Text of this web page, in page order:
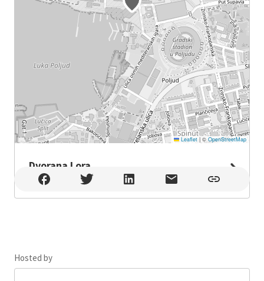
Leaflet |©OpenStreetMap
Dvorana Lora
Dvorana Lora , Split
Hosted by